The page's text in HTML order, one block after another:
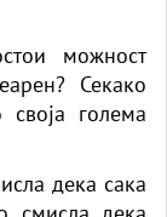
можност
Секако
голема
дека сака